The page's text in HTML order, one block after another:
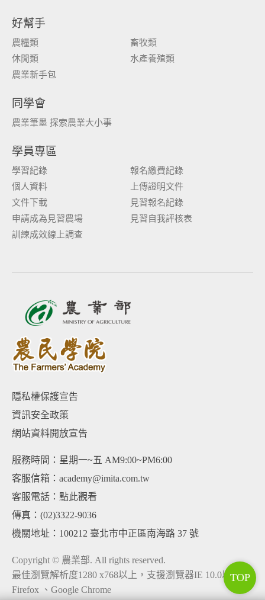
好幫手
農糧類
畜牧類
休閒類
水產養殖類
農業新手包
同學會
農業筆墨 探索農業大小事
學員專區
學習紀錄
報名繳費紀錄
個人資料
上傳證明文件
文件下載
見習報名紀錄
申請成為見習農場
見習自我評核表
訓練成效線上調查
隱私權保護宣告
資訊安全政策
網站資料開放宣告
服務時間：星期一~五 AM9:00~PM6:00
客服信箱：academy@imita.com.tw
客服電話： 點此觀看
傳真：(02)3322-9036
機關地址：100212 臺北市中正區南海路 37 號
Copyright © 農業部. All rights reserved.
最佳瀏覽解析度1280 x768以上，支援瀏覽器IE 10.0以上、
Firefox 、Google Chrome
TOP